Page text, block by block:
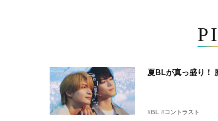
夏BLが真っ盛り！
#BL #コントラスト